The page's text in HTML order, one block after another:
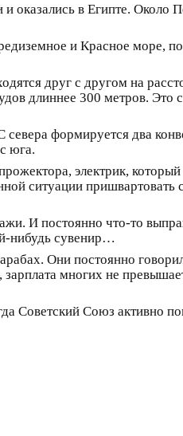
оказались в Египте. Около
и Красное море,
друг с другом на
длиннее 300 метров. Это
формируется два
юга.
электрик,
ситуации пришвартовать
И постоянно что-то
нибудь сувенир…
Они постоянно
многих не
Советский Союз активно